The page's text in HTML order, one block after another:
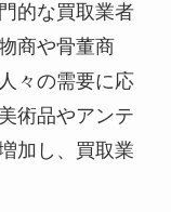
的な買取業者
商や骨董商
々の需要に応
術品やアンテ
加し、買取業